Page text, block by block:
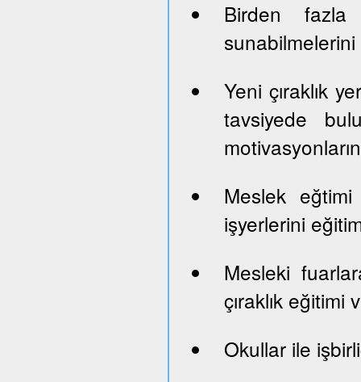
Birden fazla
Yeni çıraklık
tavsiyede
Meslek
işyerlerini
Mesleki
çıraklık
Okullar ile